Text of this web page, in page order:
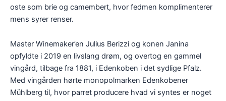
oste som brie og camembert, hvor fedmen komplimenterer
mens syrer renser.
Master Winemaker’en Julius Berizzi og konen Janina
opfyldte i 2019 en livslang drøm, og overtog en gammel
vingård, tilbage fra 1881, i Edenkoben i det sydlige Pfalz.
Med vingården hørte monopolmarken Edenkobener
Mühlberg til, hvor parret producere hvad vi syntes er noget